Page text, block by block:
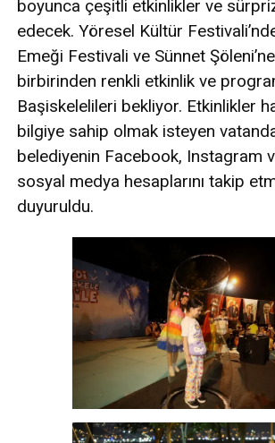
boyunca çeşitli etkinlikler ve
edecek. Yöresel Kültür
Emeği Festivali ve Sünnet
birbirinden renkli etkinlik ve
Başiskelelileri bekliyor. Etkinlikler
bilgiye sahip olmak isteyen
belediyenin Facebook, Instagram
sosyal medya hesaplarını takip
duyuruldu.